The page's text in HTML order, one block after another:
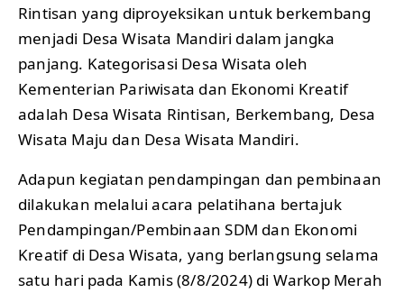
Rintisan yang diproyeksikan untuk berkembang
menjadi Desa Wisata Mandiri dalam jangka
panjang. Kategorisasi Desa Wisata oleh
Kementerian Pariwisata dan Ekonomi Kreatif
adalah Desa Wisata Rintisan, Berkembang, Desa
Wisata Maju dan Desa Wisata Mandiri.
Adapun kegiatan pendampingan dan pembinaan
dilakukan melalui acara pelatihana bertajuk
Pendampingan/Pembinaan SDM dan Ekonomi
Kreatif di Desa Wisata, yang berlangsung selama
satu hari pada Kamis (8/8/2024) di Warkop Merah